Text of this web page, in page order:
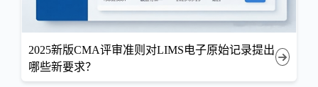
2025新版CMA评审准则对LIMS电子原始记录提出
哪些新要求？